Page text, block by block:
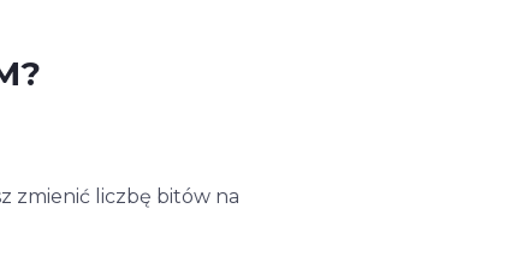
zmienić liczbę bitów na